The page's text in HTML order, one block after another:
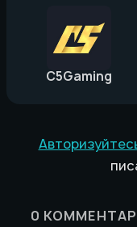
C5Gaming
0